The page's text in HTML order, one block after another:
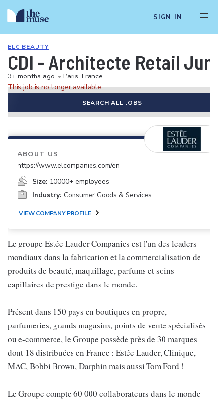
SIGN IN
ELC BEAUTY
CDI - Architecte Retail
3+ months ago • Paris, France
This job is no longer available.
SEARCH ALL JOBS
ABOUT US
https://www.elcompanies.com/en
Size: 10000+ employees
Industry: Consumer Goods & Services
VIEW COMPANY PROFILE
Le groupe Estée Lauder Companies est l'un des leaders
mondiaux dans la fabrication et la commercialisation de
produits de beauté, maquillage, parfums et soins
capillaires de prestige dans le monde.
Présent dans 150 pays en boutiques en propre,
parfumeries, grands magasins, points de vente spécialisés
ou e-commerce, le Groupe possède près de 30 marques
dont 18 distribuées en France : Estée Lauder, Clinique,
MAC, Bobbi Brown, Darphin mais aussi Tom Ford !
Le Groupe compte 60 000 collaborateurs dans le monde